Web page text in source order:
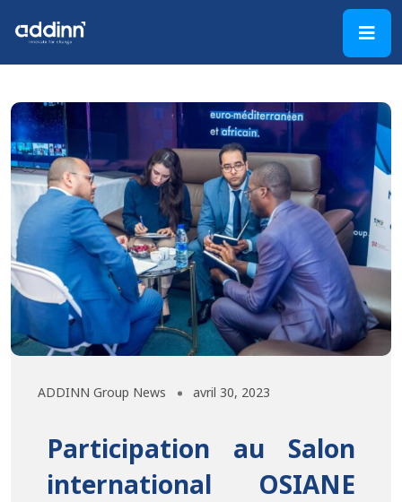
ADDINN Group News avril 30, 2023
Participation au Salon
international OSIANE